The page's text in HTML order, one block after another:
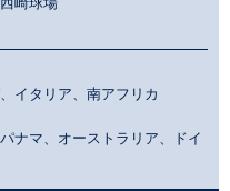
イタリア、南アフリカ
ナマ、オーストラリア、ドイ